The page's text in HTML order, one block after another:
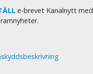
e-brevet Kanalnytt med